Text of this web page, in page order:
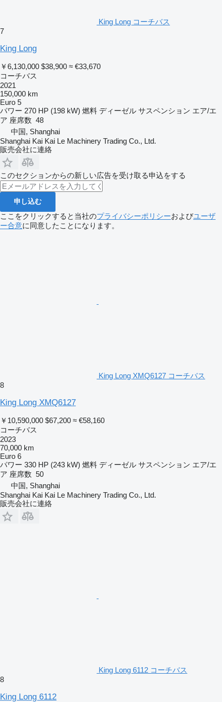
King Long コーチバス
7
King Long
￥6,130,000 $38,900 ≈ €33,670
コーチバス
2021
150,000 km
Euro 5
パワー 270 HP (198 kW) 燃料 ディーゼル サスペンション エア/エ
ア 座席数 48
中国, Shanghai
Shanghai Kai Kai Le Machinery Trading Co., Ltd.
販売会社に連絡
このセクションからの新しい広告を受け取る申込をする
申し込む
ここをクリックすると当社のプライバシーポリシーおよびユーザ
ー合意に同意したことになります。
King Long XMQ6127 コーチバス
8
King Long XMQ6127
￥10,590,000 $67,200 ≈ €58,160
コーチバス
2023
70,000 km
Euro 6
パワー 330 HP (243 kW) 燃料 ディーゼル サスペンション エア/エ
ア 座席数 50
中国, Shanghai
Shanghai Kai Kai Le Machinery Trading Co., Ltd.
販売会社に連絡
King Long 6112 コーチバス
8
King Long 6112